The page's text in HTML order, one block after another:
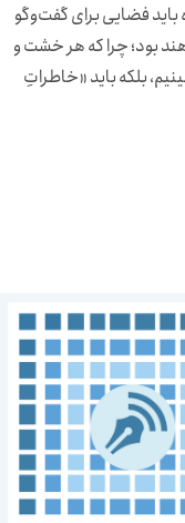
باید فضایی برای گفت‌وگو
بود؛ چرا که هر خشت و
بلکه باید «خاطراتِ